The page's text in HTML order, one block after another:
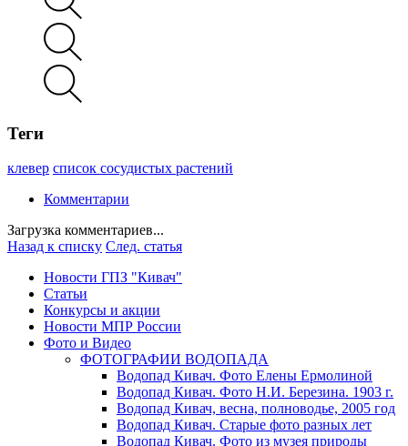
Теги
клевер список сосудистых растений
Комментарии
Загрузка комментариев...
Назад к списку След. статья
Новости ГПЗ "Кивач"
Статьи
Конкурсы и акции
Новости МПР России
Фото и Видео
ФОТОГРАФИИ ВОДОПАДА
Водопад Кивач. Фото Елены Ермолиной
Водопад Кивач. Фото Н.И. Березина. 1903 г.
Водопад Кивач, весна, полноводье, 2005 год
Водопад Кивач. Старые фото разных лет
Водопад Кивач. Фото из музея природы